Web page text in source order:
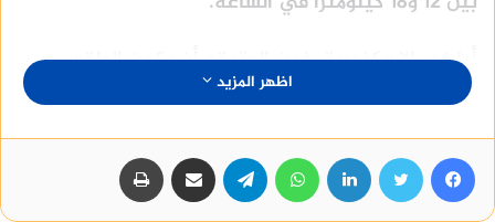
أما في الإسكندرية، فمن المتوقع أن يكون الطقس
غائمًا جزئيًا، مع احتمالية تساقط أمطار خفيفة لفترة
ومن المتوقع أن تتراوح درجات الحرارة في الإسكندرية
اليوم بين 12 و19 درجة مئوية، مع شعور بالبرودة بسبب
اظهر المزيد